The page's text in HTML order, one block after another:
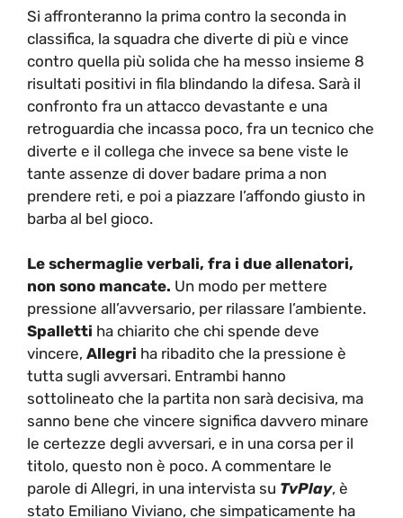
Si affronteranno la prima contro la seconda in
classifica, la squadra che diverte di più e vince
contro quella più solida che ha messo insieme 8
risultati positivi in fila blindando la difesa. Sarà il
confronto fra un attacco devastante e una
retroguardia che incassa poco, fra un tecnico che
diverte e il collega che invece sa bene viste le
tante assenze di dover badare prima a non
prendere reti, e poi a piazzare l’affondo giusto in
barba al bel gioco.
Le schermaglie verbali, fra i due allenatori,
non sono mancate. Un modo per mettere
pressione all’avversario, per rilassare l’ambiente.
Spalletti ha chiarito che chi spende deve
vincere, Allegri ha ribadito che la pressione è
tutta sugli avversari. Entrambi hanno
sottolineato che la partita non sarà decisiva, ma
sanno bene che vincere significa davvero minare
le certezze degli avversari, e in una corsa per il
titolo, questo non è poco. A commentare le
parole di Allegri, in una intervista su TvPlay, è
stato Emiliano Viviano, che simpaticamente ha